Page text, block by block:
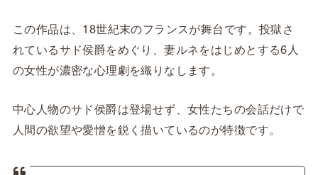
この作品は、18世紀末のフランスが舞台です。投獄さ
れているサド侯爵をめぐり、妻ルネをはじめとする6人
の女性が濃密な心理劇を織りなします。
中心人物のサド侯爵は登場せず、女性たちの会話だけで
人間の欲望や愛憎を鋭く描いているのが特徴です。